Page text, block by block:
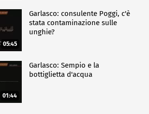
05:45
Garlasco: consulente Poggi, c'è
stata contaminazione sulle
unghie?
01:44
Garlasco: Sempio e la
bottiglietta d'acqua